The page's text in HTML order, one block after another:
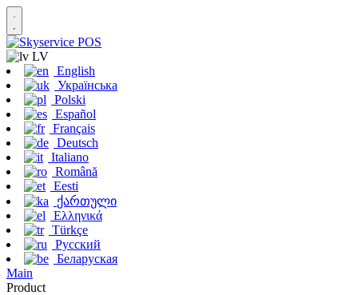
LV
English
Українська
Polski
Español
Français
Deutsch
Italiano
Română
Eesti
ქართული
Ελληνικά
Türkçe
Русский
Беларуская
Main
Product